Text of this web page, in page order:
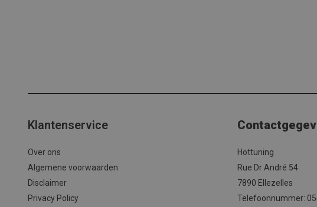
Klantenservice
Over ons
Algemene voorwaarden
Disclaimer
Privacy Policy
Hottuning
Rue Dr André 54
7890 Ellezelles
Telefoonnummer: